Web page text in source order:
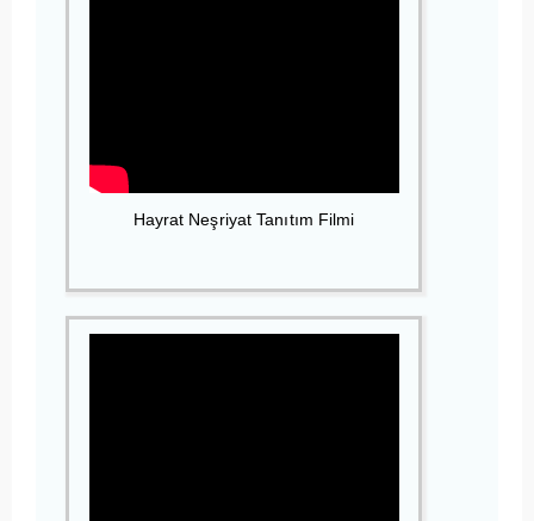
Hayrat Neşriyat Tanıtım Filmi